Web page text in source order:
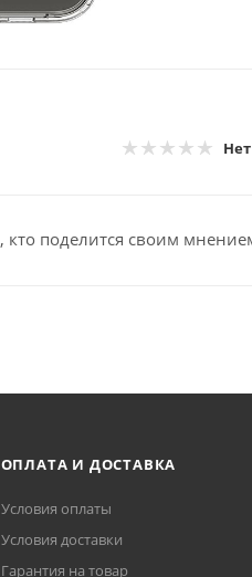
поделится своим
ОПЛАТА И ДОСТАВКА
Условия оплаты
Условия доставки
Гарантия на товар